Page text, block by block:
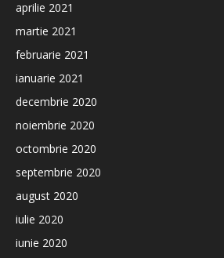
aprilie 2021
martie 2021
februarie 2021
ianuarie 2021
decembrie 2020
noiembrie 2020
octombrie 2020
septembrie 2020
august 2020
iulie 2020
iunie 2020